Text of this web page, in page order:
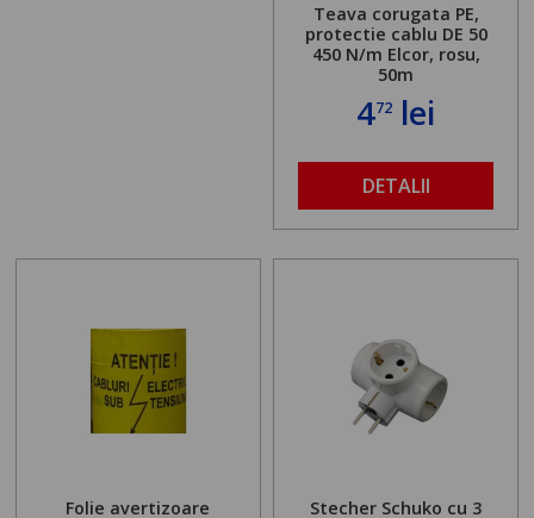
Teava corugata PE,
protectie cablu DE 50
450 N/m Elcor, rosu,
50m
472 lei
DETALII
Folie avertizoare
Stecher Schuko cu 3